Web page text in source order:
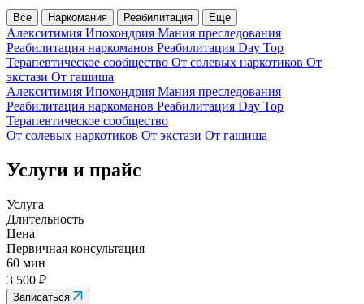
Все Наркомания Реабилитация Еще
Алекситимия Ипохондрия Мания преследования
Реабилитация наркоманов Реабилитация Day Top
Терапевтическое сообщество От солевых наркотиков От
экстази От гашиша
Алекситимия Ипохондрия Мания преследования
Реабилитация наркоманов Реабилитация Day Top
Терапевтическое сообщество
От солевых наркотиков От экстази От гашиша
Услуги и прайс
Услуга
Длительность
Цена
Первичная консультация
60 мин
3 500 ₽
Записаться